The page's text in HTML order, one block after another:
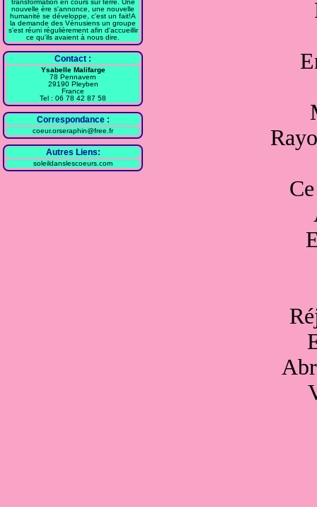
transformation en cours sur terre. Une
nouvelle ère s'annonce, une nouvelle
humanité se développe, c'est un fait!A
la demande des Vénusiens un groupe
s'est réuni régulièrement afin d'accueillir
ce qu'ils avaient à nous dire.
Contact :
Ysabelle Malifarge
78 Pennavern
29190 Pleyben
France
Tel : 06 78 42 87 58
Correspondance :
coeur.orseraphin@free.fr
Autres Liens:
soleildanslescoeurs.com